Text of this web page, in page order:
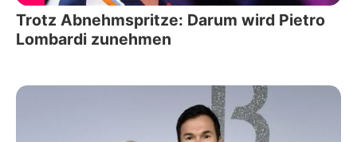
Trotz Abnehmspritze: Darum wird Pietro
Lombardi zunehmen